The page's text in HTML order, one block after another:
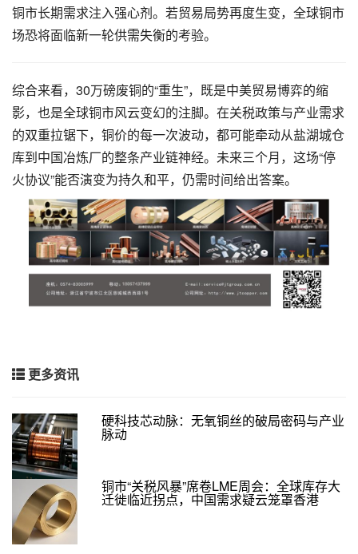
铜市长期需求注入强心剂。若贸易局势再度生变，全球铜市
场恐将面临新一轮供需失衡的考验。
综合来看，30万磅废铜的“重生”，既是中美贸易博弈的缩
影，也是全球铜市风云变幻的注脚。在关税政策与产业需求
的双重拉锯下，铜价的每一次波动，都可能牵动从盐湖城仓
库到中国冶炼厂的整条产业链神经。未来三个月，这场“停
火协议”能否演变为持久和平，仍需时间给出答案。
更多资讯
硬科技芯动脉：无氧铜丝的破局密码与产业
脉动
铜市“关税风暴”席卷LME周会：全球库存大
迁徙临近拐点，中国需求疑云笼罩香港